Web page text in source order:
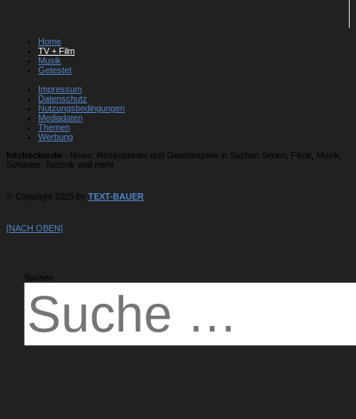
Home
TV + Film
Musik
Getestet
Impressum
Datenschutz
Nutzungsbedingungen
Mediadaten
Themen
Werbung
hitchecker.de - News, Rezensionen und Gewinnspiele in Sachen Serien, Filme, Musik,
Software, Technik und mehr
© Copyright 2025 by TEXT-BAUER
[NACH OBEN]
Suchen